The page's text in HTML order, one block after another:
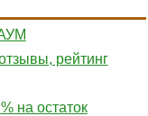
рейтинг
на остаток